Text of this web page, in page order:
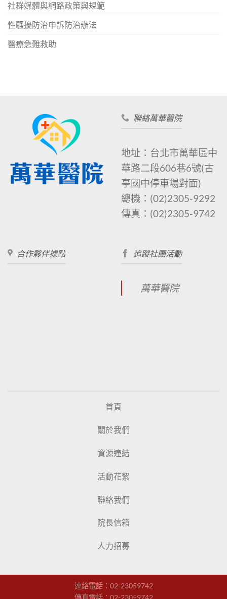
社群媒體與網路政策與規範
性騷擾防治申訴防治辦法
醫療急難救助
聯絡萬華醫院
地址：台北市萬華區中
華路二段606巷6號(古
亭國中停車場對面)
總機： (02)2305-9292
傳真： (02)2305-9742
合作夥伴據點 追蹤社團活動
萬華醫院
首頁
關於我們
資源連結
活動花絮
聯絡我們
院長信箱
人力招募
連絡電話： 02-23059742
傳真電話：02-23059742